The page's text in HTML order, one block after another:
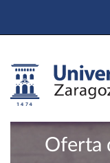
Oferta